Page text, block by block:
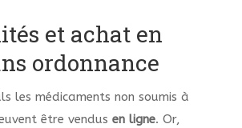
et achat en
ordonnance
les médicaments non soumis à
être vendus en ligne. Or,